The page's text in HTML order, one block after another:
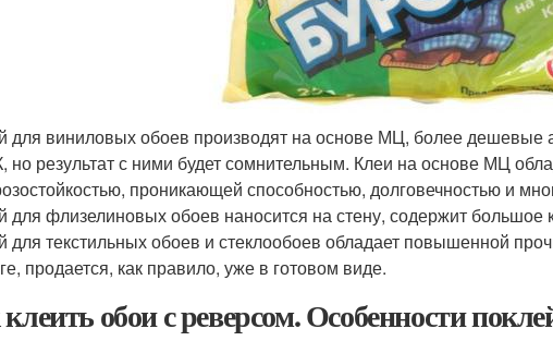
для виниловых обоев производят на основе МЦ, более дешевые
но результат с ними будет сомнительным. Клеи на основе МЦ
проникающей способностью, долговечностью и
для флизелиновых обоев наносится на стену, содержит большое
для текстильных обоев и стеклообоев обладает повышенной
продается, как правило, уже в готовом виде.
обои с реверсом. Особенности